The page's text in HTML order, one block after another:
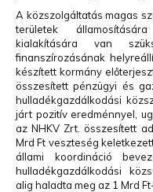
A közszolgáltatás magas
területek
kialakítására van
finanszírozásának
készített kormány
összesített pénzügyi és
hulladékgazdálkodási
járt pozitív eredménnyel,
az NHKV Zrt. összesített
Mrd Ft veszteség
állami koordináció
hulladékgazdálkodási
alig haladta meg az 1 Mrd